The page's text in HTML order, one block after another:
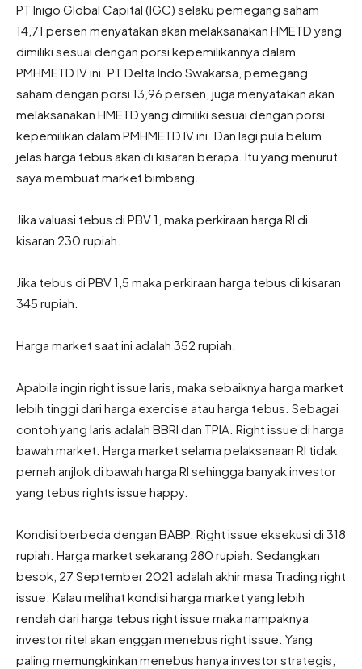
PT Inigo Global Capital (IGC) selaku pemegang saham
14,71 persen menyatakan akan melaksanakan HMETD yang
dimiliki sesuai dengan porsi kepemilikannya dalam
PMHMETD IV ini. PT Delta Indo Swakarsa, pemegang
saham dengan porsi 13,96 persen, juga menyatakan akan
melaksanakan HMETD yang dimiliki sesuai dengan porsi
kepemilikan dalam PMHMETD IV ini. Dan lagi pula belum
jelas harga tebus akan di kisaran berapa. Itu yang menurut
saya membuat market bimbang.
Jika valuasi tebus di PBV 1, maka perkiraan harga RI di
kisaran 230 rupiah.
Jika tebus di PBV 1,5 maka perkiraan harga tebus di kisaran
345 rupiah.
Harga market saat ini adalah 352 rupiah.
Apabila ingin right issue laris, maka sebaiknya harga market
lebih tinggi dari harga exercise atau harga tebus. Sebagai
contoh yang laris adalah BBRI dan TPIA. Right issue di harga
bawah market. Harga market selama pelaksanaan RI tidak
pernah anjlok di bawah harga RI sehingga banyak investor
yang tebus rights issue happy.
Kondisi berbeda dengan BABP. Right issue eksekusi di 318
rupiah. Harga market sekarang 280 rupiah. Sedangkan
besok, 27 September 2021 adalah akhir masa Trading right
issue. Kalau melihat kondisi harga market yang lebih
rendah dari harga tebus right issue maka nampaknya
investor ritel akan enggan menebus right issue. Yang
paling memungkinkan menebus hanya investor strategis,